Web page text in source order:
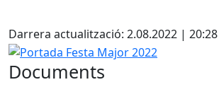
Darrera actualització: 2.08.2022 | 20:28
Portada Festa Major 2022
Documents